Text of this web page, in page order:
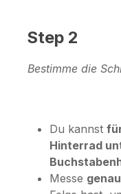
Step 2
Bestimme die
Du kannst
Hinterrad
Messe genau